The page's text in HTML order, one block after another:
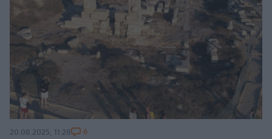
20.08.2025, 11:28 6